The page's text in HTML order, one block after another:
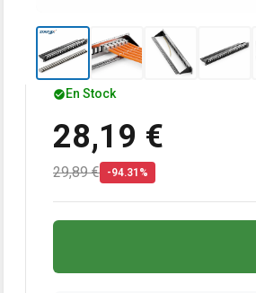
En Stock
28,19 €
29,89 € -94.31%